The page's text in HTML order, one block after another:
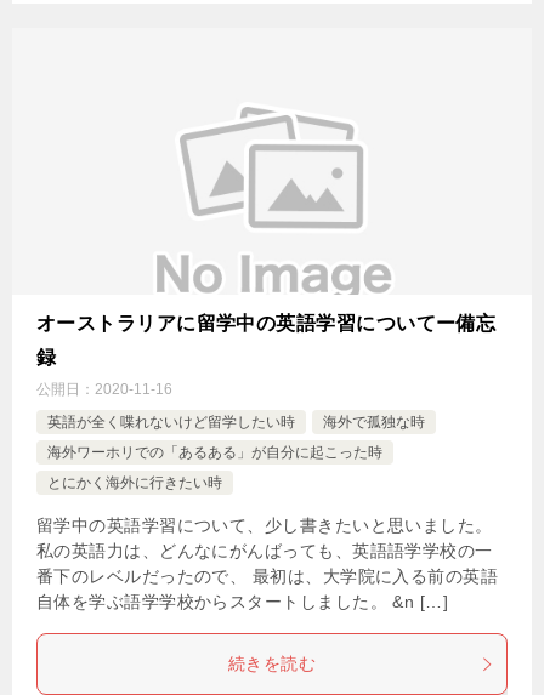
オーストラリアに留学中の英語学習についてー備忘
録
公開日： 2020-11-16
英語が全く喋れないけど留学したい時
海外で孤独な時
海外ワーホリでの「あるある」が自分に起こった時
とにかく海外に行きたい時
留学中の英語学習について、少し書きたいと思いました。
私の英語力は、どんなにがんばっても、英語語学学校の一
番下のレベルだったので、 最初は、大学院に入る前の英語
自体を学ぶ語学学校からスタートしました。 &n […]
続きを読む